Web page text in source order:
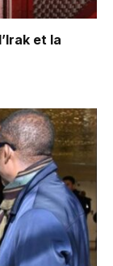
et la